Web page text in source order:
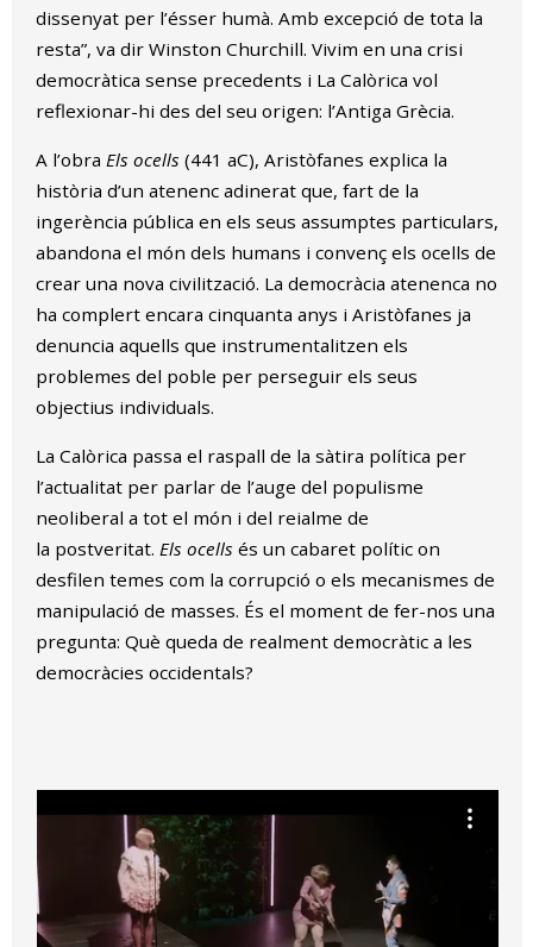
dissenyat per l’ésser humà. Amb excepció de tota la
resta”, va dir Winston Churchill. Vivim en una crisi
democràtica sense precedents i La Calòrica vol
reflexionar-hi des del seu origen: l’Antiga Grècia.
A l’obra Els ocells (441 aC), Aristòfanes explica la
història d’un atenenc adinerat que, fart de la
ingerència pública en els seus assumptes particulars,
abandona el món dels humans i convenç els ocells de
crear una nova civilització. La democràcia atenenca no
ha complert encara cinquanta anys i Aristòfanes ja
denuncia aquells que instrumentalitzen els
problemes del poble per perseguir els seus
objectius individuals.
La Calòrica passa el raspall de la sàtira política per
l’actualitat per parlar de l’auge del populisme
neoliberal a tot el món i del reialme de
la postveritat. Els ocells és un cabaret polític on
desfilen temes com la corrupció o els mecanismes de
manipulació de masses. És el moment de fer-nos una
pregunta: Què queda de realment democràtic a les
democràcies occidentals?